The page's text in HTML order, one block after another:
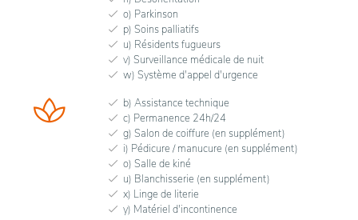
o) Parkinson
p) Soins palliatifs
u) Résidents fugueurs
v) Surveillance médicale de nuit
w) Système d'appel d'urgence
b) Assistance technique
c) Permanence 24h/24
g) Salon de coiffure (en supplément)
i) Pédicure / manucure (en supplément)
o) Salle de kiné
u) Blanchisserie (en supplément)
x) Linge de literie
y) Matériel d'incontinence